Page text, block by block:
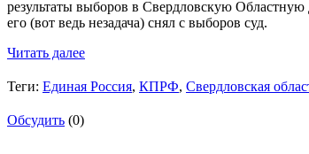
результаты выборов в Свердловскую
его (вот ведь незадача) снял с выборов суд.
Читать далее
Теги: Единая Россия, КПРФ, Свердловская
Обсудить (0)